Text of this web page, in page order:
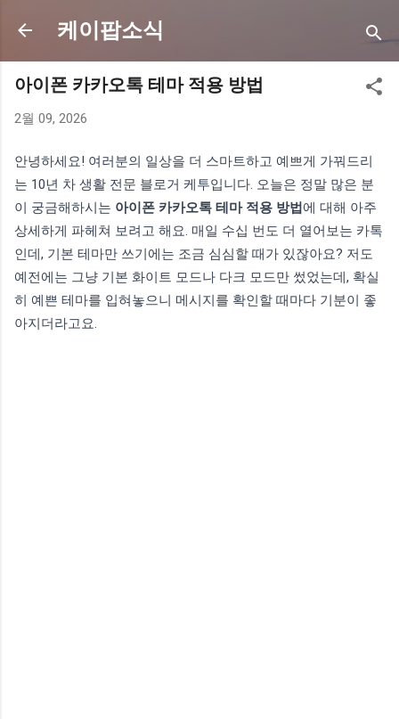
기본 콘텐츠로 건너뛰기
케이팝소식
아이폰 카카오톡 테마 적용 방법
2월 09, 2026
안녕하세요! 여러분의 일상을 더 스마트하고 예쁘게 가꿔드리
는 10년 차 생활 전문 블로거 케투입니다. 오늘은 정말 많은 분
이 궁금해하시는 아이폰 카카오톡 테마 적용 방법에 대해 아주
상세하게 파헤쳐 보려고 해요. 매일 수십 번도 더 열어보는 카톡
인데, 기본 테마만 쓰기에는 조금 심심할 때가 있잖아요? 저도
예전에는 그냥 기본 화이트 모드나 다크 모드만 썼었는데, 확실
히 예쁜 테마를 입혀놓으니 메시지를 확인할 때마다 기분이 좋
아지더라고요.